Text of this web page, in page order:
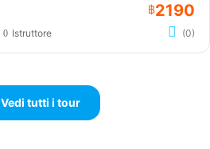
฿2190
Istruttore (0)
Vedi tutti i tour